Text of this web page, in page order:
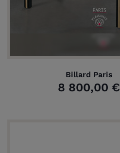
Billard Paris
8 800,00 €